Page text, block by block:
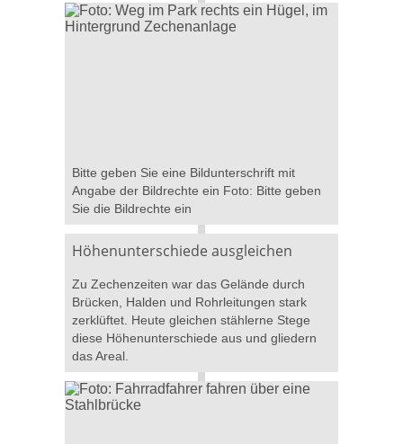
Bitte geben Sie eine Bildunterschrift mit
Angabe der Bildrechte ein Foto: Bitte geben
Sie die Bildrechte ein
Höhenunterschiede ausgleichen
Zu Zechenzeiten war das Gelände durch
Brücken, Halden und Rohrleitungen stark
zerklüftet. Heute gleichen stählerne Stege
diese Höhenunterschiede aus und gliedern
das Areal.